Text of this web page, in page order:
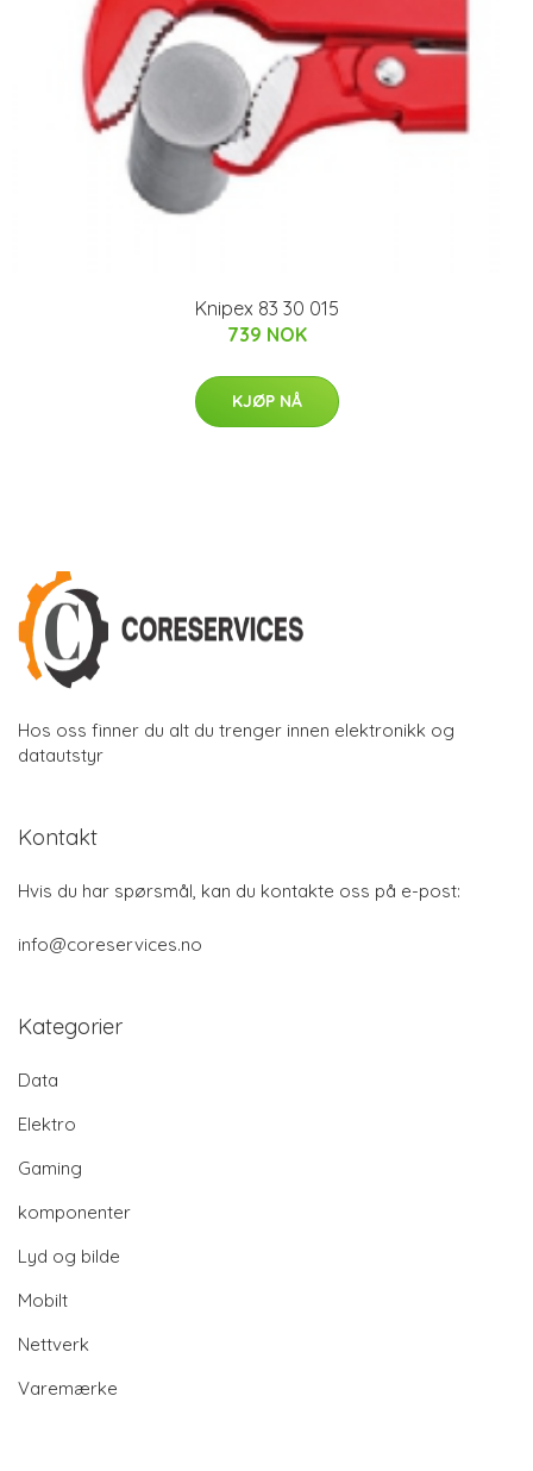
Knipex 83 30 015
739 NOK
KJØP NÅ
Hos oss finner du alt du trenger innen elektronikk og
datautstyr
Kontakt
Hvis du har spørsmål, kan du kontakte oss på e-post:
info@coreservices.no
Kategorier
Data
Elektro
Gaming
komponenter
Lyd og bilde
Mobilt
Nettverk
Varemærke